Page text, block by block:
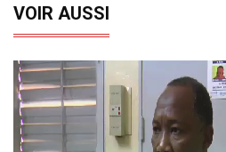
VOIR AUSSI